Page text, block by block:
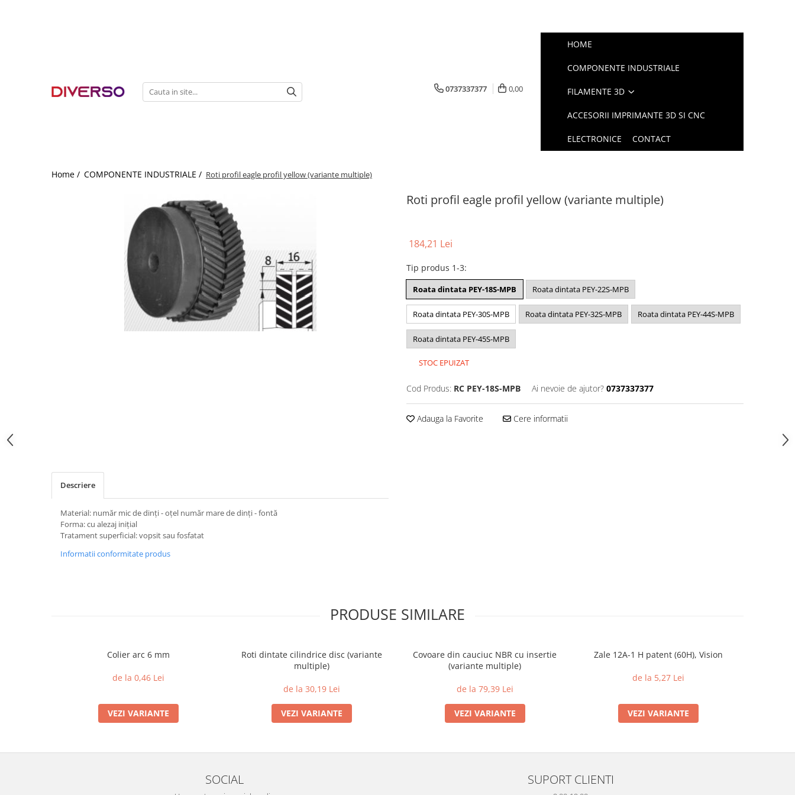
0737337377 0,00
HOME
COMPONENTE INDUSTRIALE
FILAMENTE 3D
ACCESORII IMPRIMANTE 3D SI CNC
ELECTRONICE CONTACT
Home / COMPONENTE INDUSTRIALE / Roti profil eagle profil yellow (variante multiple)
Roti profil eagle profil yellow (variante multiple)
184,21 Lei
Tip produs 1-3:
Roata dintata PEY-18S-MPB Roata dintata PEY-22S-MPB
Roata dintata PEY-30S-MPB Roata dintata PEY-32S-MPB Roata dintata PEY-44S-MPB
Roata dintata PEY-45S-MPB
STOC EPUIZAT
Cod Produs: RC PEY-18S-MPB Ai nevoie de ajutor? 0737337377
Adauga la Favorite Cere informatii
Descriere
Material: număr mic de dinți - oțel număr mare de dinți - fontă
Forma: cu alezaj inițial
Tratament superficial: vopsit sau fosfatat
Informatii conformitate produs
PRODUSE SIMILARE
Colier arc 6 mm
de la 0,46 Lei
VEZI VARIANTE
Roti dintate cilindrice disc (variante
multiple)
de la 30,19 Lei
VEZI VARIANTE
Covoare din cauciuc NBR cu insertie
(variante multiple)
de la 79,39 Lei
VEZI VARIANTE
Zale 12A-1 H patent (60H), Vision
de la 5,27 Lei
VEZI VARIANTE
SOCIAL SUPORT CLIENTI